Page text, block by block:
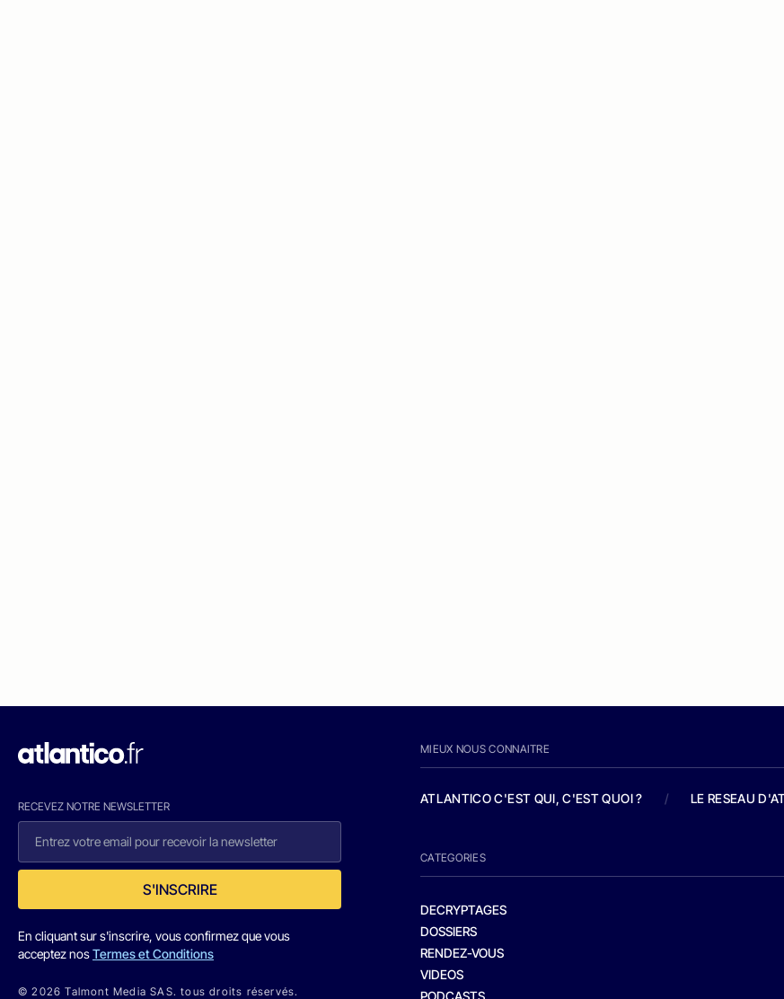
RECEVEZ NOTRE NEWSLETTER
S'INSCRIRE
En cliquant sur s'inscrire, vous confirmez que vous
acceptez nosTermes et Conditions
© 2026 Talmont Media SAS. tous droits réservés.
MIEUX NOUS CONNAITRE
ATLANTICO C'EST QUI, C'EST QUOI ? / LE RESEAU
CATEGORIES
DECRYPTAGES
DOSSIERS
RENDEZ-VOUS
VIDEOS
PODCASTS